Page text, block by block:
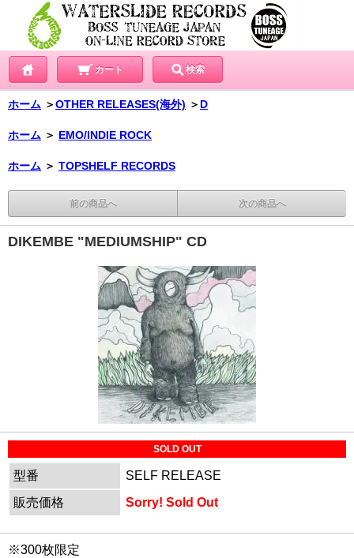
カート 検索
ホーム ＞OTHER RELEASES(海外) ＞ D
ホーム ＞ EMO/INDIE ROCK
ホーム ＞ TOPSHELF RECORDS
前の商品へ 次の商品へ
DIKEMBE "MEDIUMSHIP" CD
SOLD OUT
型番
SELF RELEASE
販売価格
Sorry! Sold Out
※300枚限定